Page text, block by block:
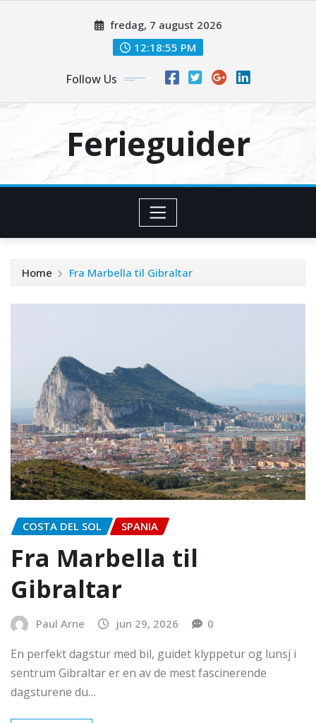
fredag, 7 august 2026
12:18:55 PM
Follow Us
Ferieguider
Home Fra Marbella til Gibraltar
COSTA DEL SOL SPANIA
Fra Marbella til
Gibraltar
Paul Arne jun 29, 2026 0
En perfekt dagstur med bil, guidet klyppetur og lunsj i
sentrum Gibraltar er en av de mest fascinerende
dagsturene du…